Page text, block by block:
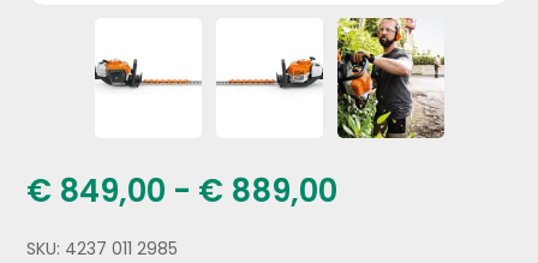
€ 849,00 - € 889,00
SKU: 4237 011 2985